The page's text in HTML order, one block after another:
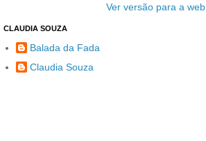
Ver versão para a web
CLAUDIA SOUZA
Balada da Fada
Claudia Souza